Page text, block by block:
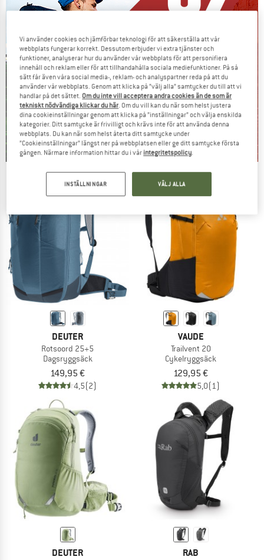
Our summer sale enters its next
TO THE SALE
DEUTER
Rotsoord 25+5
Dagsryggsäck
149,95 €
4,5(2)
VAUDE
Trailvent 20
Cykelryggsäck
129,95 €
5,0(1)
DEUTER RAB
Vi använder cookies och jämförbar teknologi för att säkerställa att vår
webbplats fungerar korrekt. Dessutom erbjuder vi extra tjänster och
funktioner, analyserar hur du använder vår webbplats för att personifiera
innehåll och reklam eller för att tillhandahålla sociala mediefunktioner. På så
sätt får även våra social media-, reklam- och analyspartner reda på att du
använder vår webbplats. Genom att klicka på ”välj alla” samtycker du till att vi
handlar på det sättet. Om du inte vill acceptera andra cookies än de som är
tekniskt nödvändiga klickar du här. Om du vill kan du när som helst justera
dina cookieinställningar genom att klicka på ”inställningar” och välja enskilda
kategorier. Ditt samtycke är frivilligt och krävs inte för att använda denna
webbplats. Du kan när som helst återta ditt samtycke under
”Cookieinställningar” längst ner på webbplatsen eller ge ditt samtycke första
gången. Närmare information hittar du i vår integritetspolicy.
INSTÄLLNINGAR VÄLJ ALLA